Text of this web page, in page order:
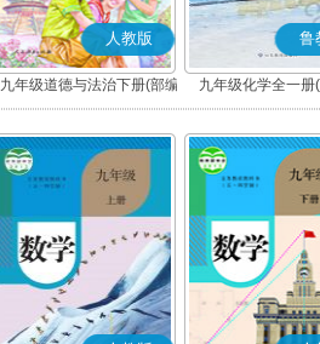
人教版
九年级道德与法治下册(部编
版)
鲁
九年级化学全一册
版)